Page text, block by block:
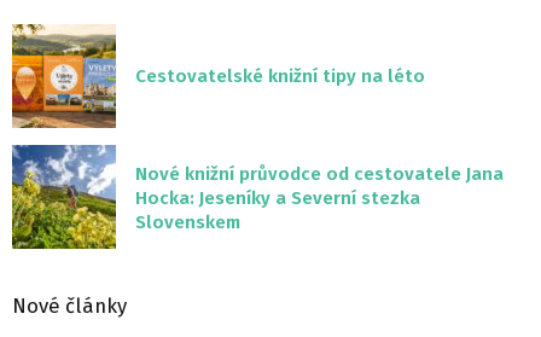
Cestovatelské knižní tipy na léto
Nové knižní průvodce od cestovatele Jana
Hocka: Jeseníky a Severní stezka
Slovenskem
Nové články